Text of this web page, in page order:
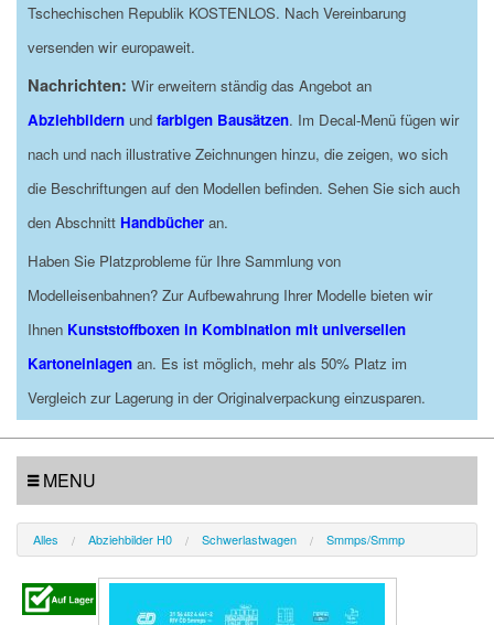
Tschechischen Republik KOSTENLOS. Nach Vereinbarung
versenden wir europaweit.
Nachrichten: Wir erweitern ständig das Angebot an
Abziehbildern und farbigen Bausätzen. Im Decal-Menü fügen wir
nach und nach illustrative Zeichnungen hinzu, die zeigen, wo sich
die Beschriftungen auf den Modellen befinden. Sehen Sie sich auch
den Abschnitt Handbücher an.
Haben Sie Platzprobleme für Ihre Sammlung von
Modelleisenbahnen? Zur Aufbewahrung Ihrer Modelle bieten wir
Ihnen Kunststoffboxen in Kombination mit universellen
Kartoneinlagen an. Es ist möglich, mehr als 50% Platz im
Vergleich zur Lagerung in der Originalverpackung einzusparen.
MENU
Alles Abziehbilder H0 Schwerlastwagen Smmps/Smmp